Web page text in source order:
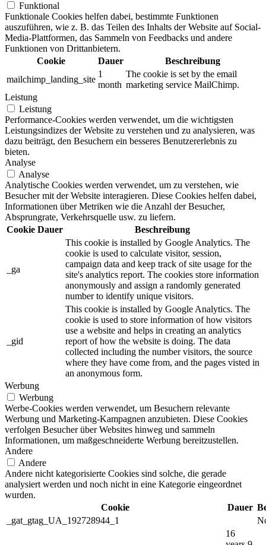
Funktional
Funktionale Cookies helfen dabei, bestimmte Funktionen
auszuführen, wie z. B. das Teilen des Inhalts der Website auf Social-
Media-Plattformen, das Sammeln von Feedbacks und andere
Funktionen von Drittanbietern.
Cookie
Dauer
Beschreibung
mailchimp_landing_site
1
month
The cookie is set by the email
marketing service MailChimp.
Leistung
Leistung
Performance-Cookies werden verwendet, um die wichtigsten
Leistungsindizes der Website zu verstehen und zu analysieren, was
dazu beiträgt, den Besuchern ein besseres Benutzererlebnis zu
bieten.
Analyse
Analyse
Analytische Cookies werden verwendet, um zu verstehen, wie
Besucher mit der Website interagieren. Diese Cookies helfen dabei,
Informationen über Metriken wie die Anzahl der Besucher,
Absprungrate, Verkehrsquelle usw. zu liefern.
Cookie Dauer Beschreibung
_ga
This cookie is installed by Google Analytics. The
cookie is used to calculate visitor, session,
campaign data and keep track of site usage for the
site's analytics report. The cookies store information
anonymously and assign a randomly generated
number to identify unique visitors.
_gid
This cookie is installed by Google Analytics. The
cookie is used to store information of how visitors
use a website and helps in creating an analytics
report of how the website is doing. The data
collected including the number visitors, the source
where they have come from, and the pages visted in
an anonymous form.
Werbung
Werbung
Werbe-Cookies werden verwendet, um Besuchern relevante
Werbung und Marketing-Kampagnen anzubieten. Diese Cookies
verfolgen Besucher über Websites hinweg und sammeln
Informationen, um maßgeschneiderte Werbung bereitzustellen.
Andere
Andere
Andere nicht kategorisierte Cookies sind solche, die gerade
analysiert werden und noch nicht in eine Kategorie eingeordnet
wurden.
Cookie
Dauer
_gat_gtag_UA_192728944_1
16